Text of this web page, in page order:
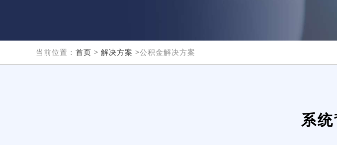
当前位置： 首页 > 解决方案 >公积金解决方案
系